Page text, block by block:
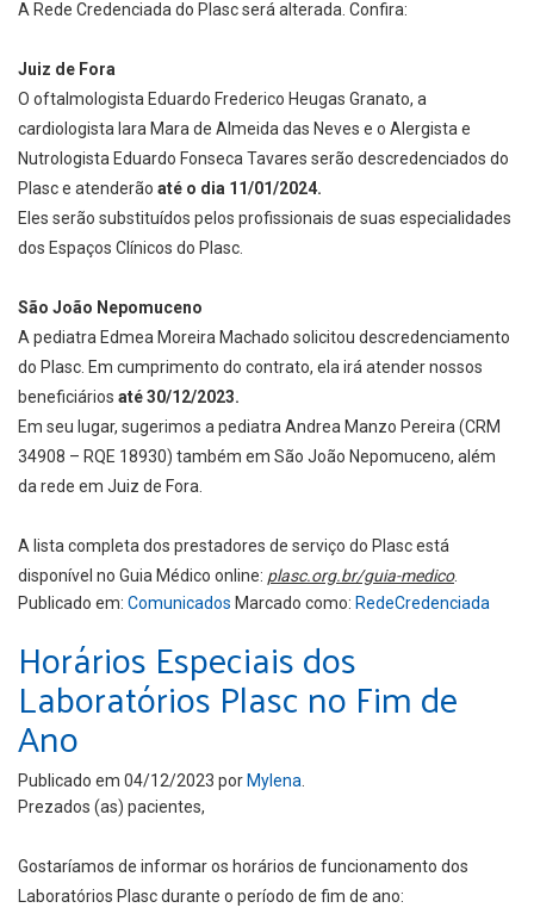
A Rede Credenciada do Plasc será alterada. Confira:
Juiz de Fora
O oftalmologista Eduardo Frederico Heugas Granato, a
cardiologista Iara Mara de Almeida das Neves e o Alergista e
Nutrologista Eduardo Fonseca Tavares serão descredenciados do
Plasc e atenderão até o dia 11/01/2024.
Eles serão substituídos pelos profissionais de suas especialidades
dos Espaços Clínicos do Plasc.
São João Nepomuceno
A pediatra Edmea Moreira Machado solicitou descredenciamento
do Plasc. Em cumprimento do contrato, ela irá atender nossos
beneficiários até 30/12/2023.
Em seu lugar, sugerimos a pediatra Andrea Manzo Pereira (CRM
34908 – RQE 18930) também em São João Nepomuceno, além
da rede em Juiz de Fora.
A lista completa dos prestadores de serviço do Plasc está
disponível no Guia Médico online: plasc.org.br/guia-medico.
Publicado em: Comunicados Marcado como: RedeCredenciada
Horários Especiais dos
Laboratórios Plasc no Fim de
Ano
Publicado em 04/12/2023 por Mylena
Prezados (as) pacientes,
Gostaríamos de informar os horários de funcionamento dos
Laboratórios Plasc durante o período de fim de ano: